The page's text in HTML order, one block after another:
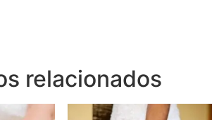
relacionados